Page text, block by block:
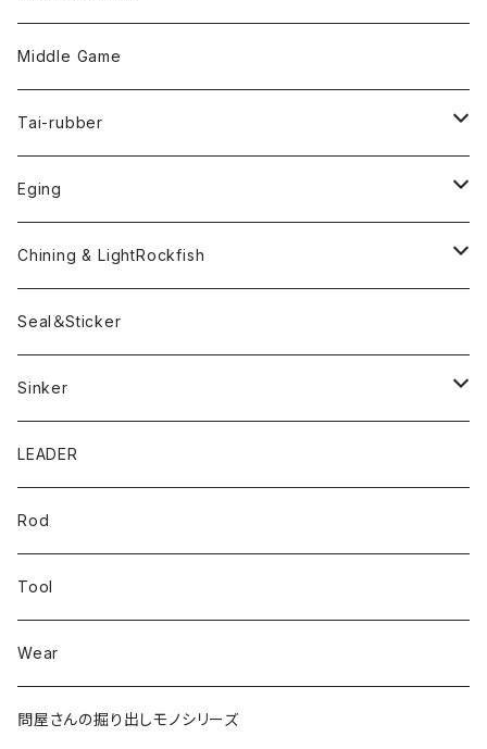
Bスネイクmicro
Fリトリーバー
Mテイル
漁港ワームLv.2
Bスネイクinch
Lvリーチ75
Snap
Handle Knob
Phase-up
ピカルヘッド
LEVEL6
YARIE
ECOGEAR
Middle Game
Tai-rubber
TWObyTWO
ツートンネクタイ
ACTIVE
Eging
Egi
Rig
Chining & LightRockfish
Worm
KeeperLine
Seal＆Sticker
Sinker
キーパーライン
U4シンカー
LEADER
Rod
Tool
Wear
問屋さんの掘り出しモノシリーズ